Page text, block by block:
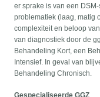
er sprake is van een
problematiek (laag, matig
complexiteit en beloop
van diagnostiek door de
Behandeling Kort, een
Intensief. In geval van
Behandeling Chronisch.